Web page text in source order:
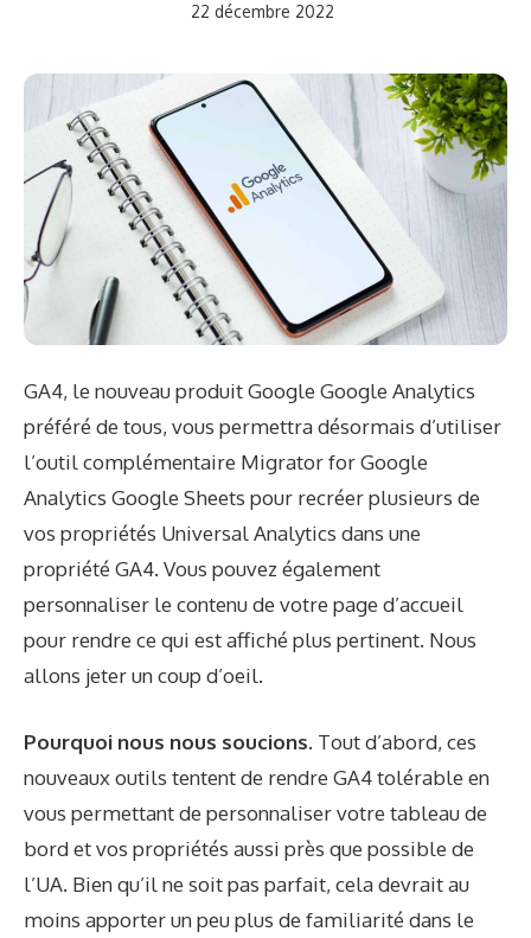
22 décembre 2022
GA4, le nouveau produit Google Google Analytics
préféré de tous, vous permettra désormais d’utiliser
l’outil complémentaire Migrator for Google
Analytics Google Sheets pour recréer plusieurs de
vos propriétés Universal Analytics dans une
propriété GA4. Vous pouvez également
personnaliser le contenu de votre page d’accueil
pour rendre ce qui est affiché plus pertinent. Nous
allons jeter un coup d’oeil.
Pourquoi nous nous soucions. Tout d’abord, ces
nouveaux outils tentent de rendre GA4 tolérable en
vous permettant de personnaliser votre tableau de
bord et vos propriétés aussi près que possible de
l’UA. Bien qu’il ne soit pas parfait, cela devrait au
moins apporter un peu plus de familiarité dans le